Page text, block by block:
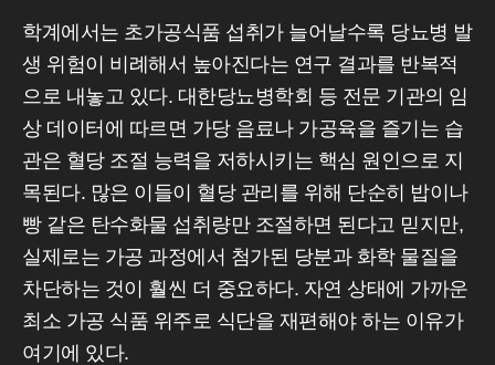
학계에서는 초가공식품 섭취가 늘어날수록 당뇨병 발
생 위험이 비례해서 높아진다는 연구 결과를 반복적
으로 내놓고 있다. 대한당뇨병학회 등 전문 기관의 임
상 데이터에 따르면 가당 음료나 가공육을 즐기는 습
관은 혈당 조절 능력을 저하시키는 핵심 원인으로 지
목된다. 많은 이들이 혈당 관리를 위해 단순히 밥이나
빵 같은 탄수화물 섭취량만 조절하면 된다고 믿지만,
실제로는 가공 과정에서 첨가된 당분과 화학 물질을
차단하는 것이 훨씬 더 중요하다. 자연 상태에 가까운
최소 가공 식품 위주로 식단을 재편해야 하는 이유가
여기에 있다.